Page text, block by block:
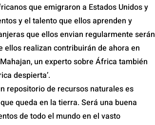
que emigraron a Estados Unidos y
y el talento que ellos aprenden y
que ellos envian regularmente serán
ellos realizan contribuirán de ahora en
un experto sobre África también
despierta’.
repositorio de recursos naturales es
queda en la tierra. Será una buena
de todo el mundo en el vasto